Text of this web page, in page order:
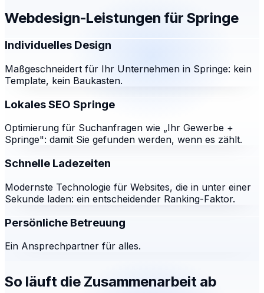
Webdesign-Leistungen für Springe
Individuelles Design
Maßgeschneidert für Ihr Unternehmen in Springe: kein
Template, kein Baukasten.
Lokales SEO Springe
Optimierung für Suchanfragen wie „Ihr Gewerbe +
Springe": damit Sie gefunden werden, wenn es zählt.
Schnelle Ladezeiten
Modernste Technologie für Websites, die in unter einer
Sekunde laden: ein entscheidender Ranking-Faktor.
Persönliche Betreuung
Ein Ansprechpartner für alles.
So läuft die Zusammenarbeit ab